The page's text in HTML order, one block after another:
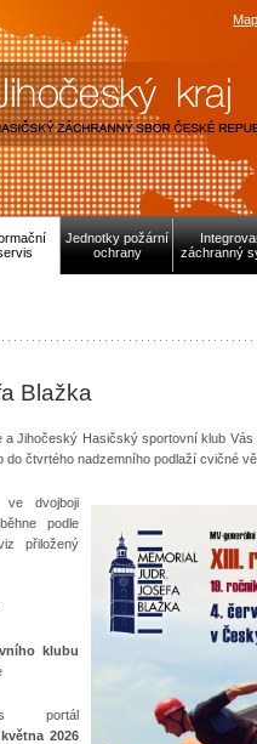
Jednotky požární
ochrany
záchranný
Blažka
Jihočeský Hasičský sportovní klub
čtvrtého nadzemního podlaží cvičné
ve dvojboji
podle
přiložený
klubu
portál
2026